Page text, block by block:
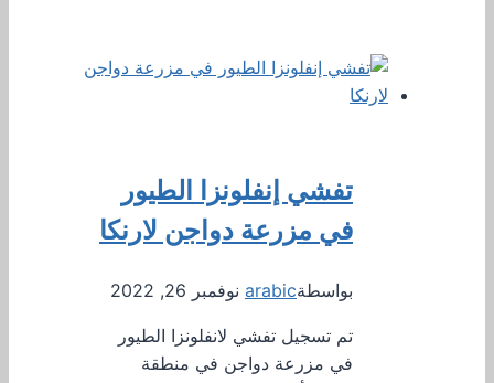
تفشي إنفلونزا الطيور
في مزرعة دواجن لارنكا
بواسطةarabic نوفمبر 26, 2022
تم تسجيل تفشي لانفلونزا الطيور
في مزرعة دواجن في منطقة